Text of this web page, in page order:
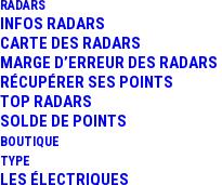
RADARS
INFOS RADARS
CARTE DES RADARS
MARGE D’ERREUR DES RADARS
RÉCUPÉRER SES POINTS
TOP RADARS
SOLDE DE POINTS
BOUTIQUE
TYPE
LES ÉLECTRIQUES